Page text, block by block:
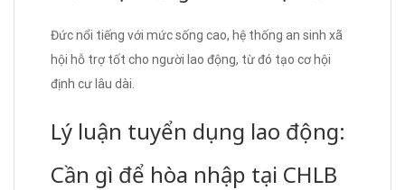
Đức nổi tiếng với mức sống cao, hệ thống an sinh xã
hội hỗ trợ tốt cho người lao động, từ đó tạo cơ hội
định cư lâu dài.
Lý luận tuyển dụng lao động:
Cần gì để hòa nhập tại CHLB